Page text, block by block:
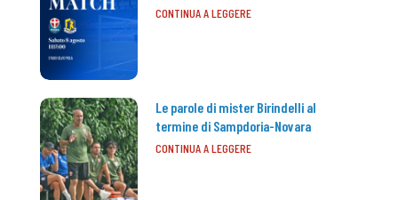
CONTINUA A LEGGERE
Le parole di mister Birindelli al
termine di Sampdoria-Novara
CONTINUA A LEGGERE